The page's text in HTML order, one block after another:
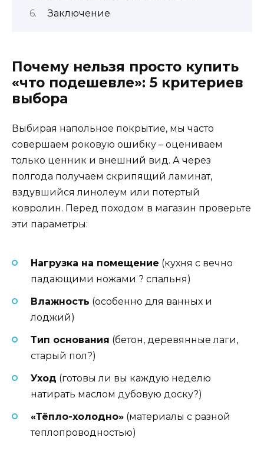
Заключение
Почему нельзя просто купить
«что подешевле»: 5 критериев
выбора
Выбирая напольное покрытие, мы часто
совершаем роковую ошибку – оцениваем
только ценник и внешний вид. А через
полгода получаем скрипящий ламинат,
вздувшийся линолеум или потертый
ковролин. Перед походом в магазин проверьте
эти параметры:
Нагрузка на помещение (кухня с вечно
падающими ножами ? спальня)
Влажность (особенно для ванных и
лоджий)
Тип основания (бетон, деревянные лаги,
старый пол?)
Уход (готовы ли вы каждую неделю
натирать маслом дубовую доску?)
«Тёпло-холодно» (материалы с разной
теплопроводностью)